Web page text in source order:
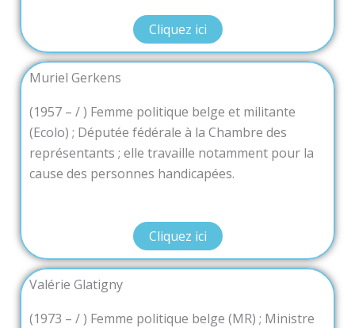
Cliquez ici
Muriel Gerkens
(1957 – / ) Femme politique belge et militante
(Ecolo) ; Députée fédérale à la Chambre des
représentants ; elle travaille notamment pour la
cause des personnes handicapées.
Cliquez ici
Valérie Glatigny
(1973 – / ) Femme politique belge (MR) ; Ministre